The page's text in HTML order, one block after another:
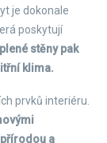
je dokonale
poskytují
stěny pak
klima.
prvků interiéru.
a